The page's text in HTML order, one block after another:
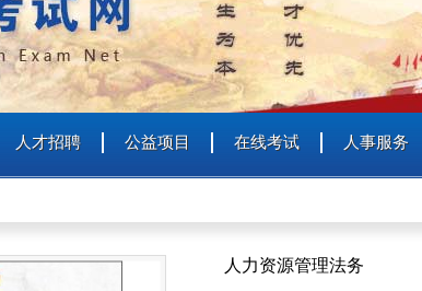
个人 企业 艺术人才 特殊群众
人才招聘 公益项目 在线考试 人事服务
人力资源管理法务